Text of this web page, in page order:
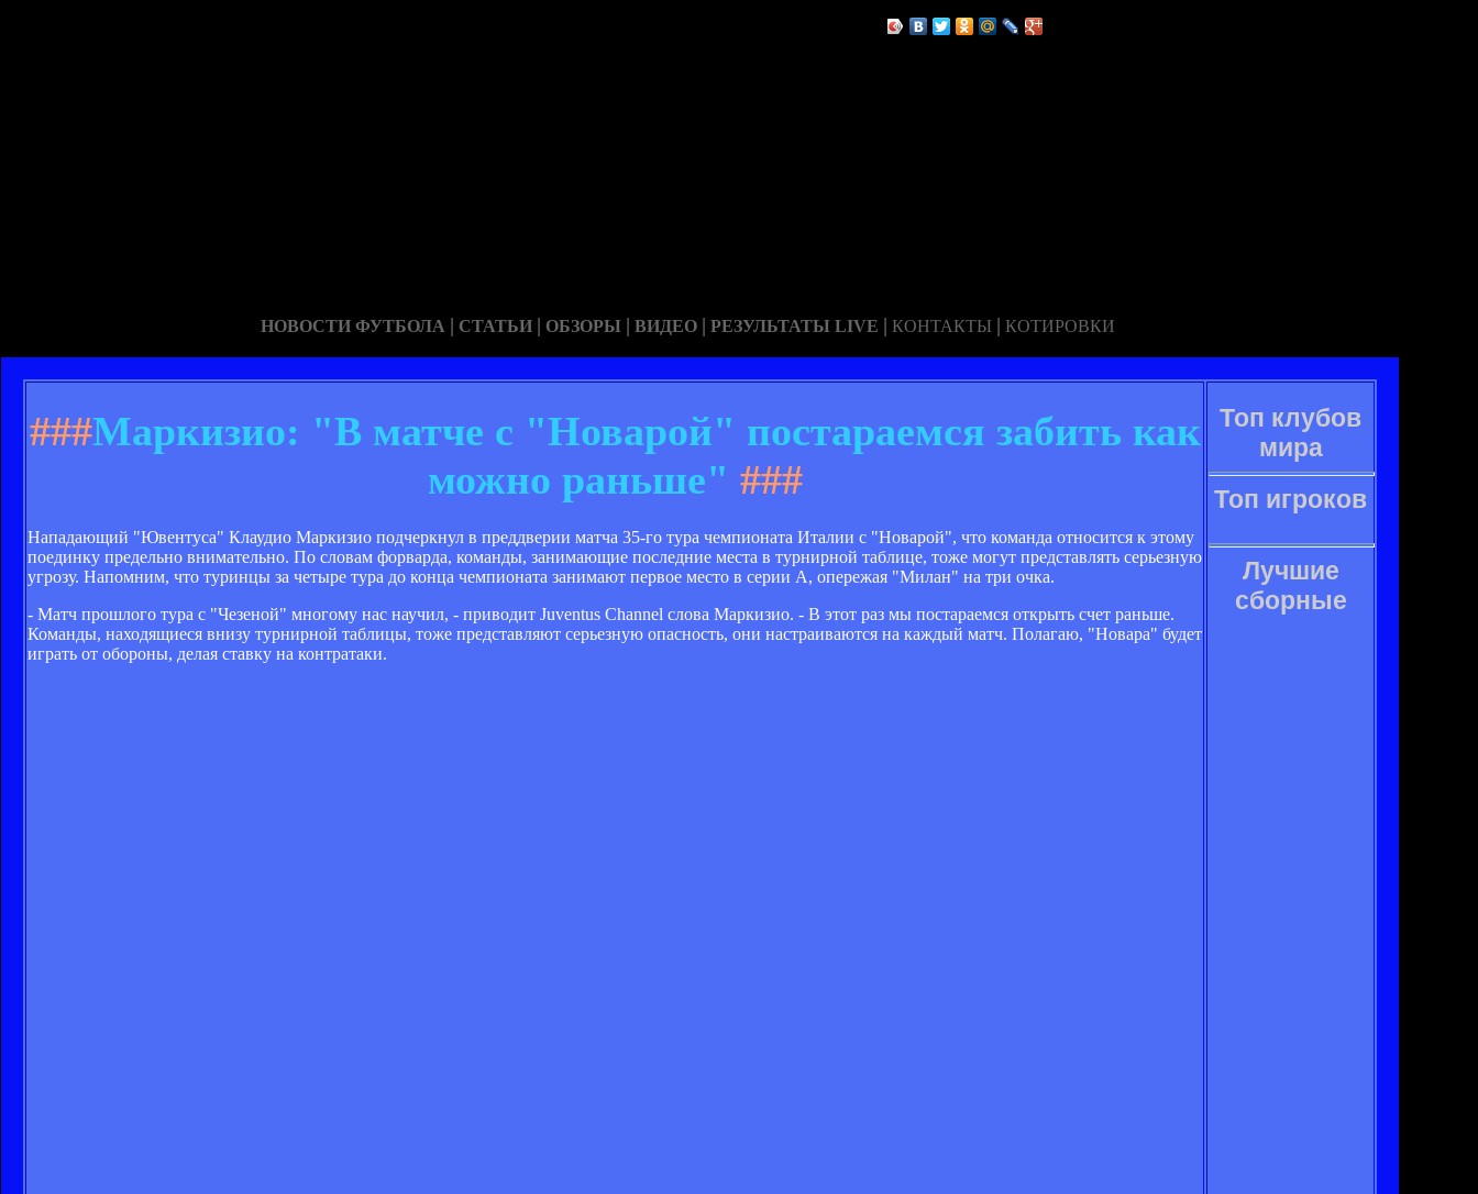
НОВОСТИ ФУТБОЛА | СТАТЬИ | ОБЗОРЫ | ВИДЕО | РЕЗУЛЬТАТЫ LIVE | КОНТАКТЫ | КОТИРОВКИ
###Маркизио: "В матче с "Новарой" постараемся забить как
можно раньше" ###
Нападающий "Ювентуса" Клаудио Маркизио подчеркнул в преддверии матча 35-го тура чемпионата Италии с "Новарой", что команда относится к этому
поединку предельно внимательно. По словам форварда, команды, занимающие последние места в турнирной таблице, тоже могут представлять серьезную
угрозу. Напомним, что туринцы за четыре тура до конца чемпионата занимают первое место в серии А, опережая "Милан" на три очка.
- Матч прошлого тура с "Чезеной" многому нас научил, - приводит Juventus Channel слова Маркизио. - В этот раз мы постараемся открыть счет раньше.
Команды, находящиеся внизу турнирной таблицы, тоже представляют серьезную опасность, они настраиваются на каждый матч. Полагаю, "Новара" будет
играть от обороны, делая ставку на контратаки.
Топ клубов
мира
Топ игроков
Лучшие
сборные